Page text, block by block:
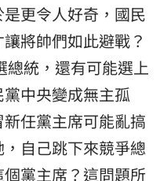
更令人好奇，國民
將帥們如此避戰？
總統，還有可能選上
中央變成無主孤
任黨主席可能亂搞
自己跳下來競爭總
黨主席？這問題所